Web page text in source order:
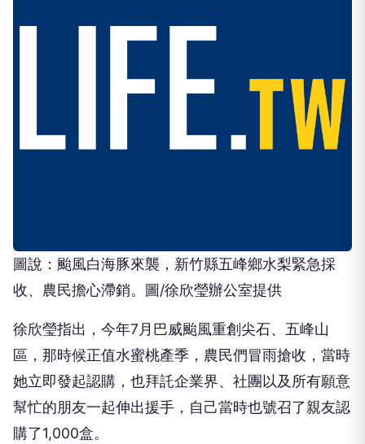
圖說：颱風白海豚來襲，新竹縣五峰鄉水梨緊急採
收、農民擔心滯銷。圖/徐欣瑩辦公室提供
徐欣瑩指出，今年7月巴威颱風重創尖石、五峰山
區，那時候正值水蜜桃產季，農民們冒雨搶收，當時
她立即發起認購，也拜託企業界、社團以及所有願意
幫忙的朋友一起伸出援手，自己當時也號召了親友認
購了1,000盒。